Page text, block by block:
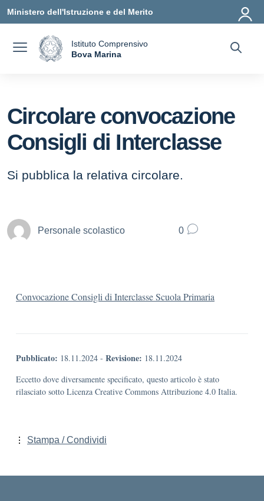
Ministero dell'Istruzione e del Merito
Istituto Comprensivo
Bova Marina
Circolare convocazione
Consigli di Interclasse
Si pubblica la relativa circolare.
Personale scolastico 0
Convocazione Consigli di Interclasse Scuola Primaria
Pubblicato: 18.11.2024 - Revisione: 18.11.2024
Eccetto dove diversamente specificato, questo articolo è stato
rilasciato sotto Licenza Creative Commons Attribuzione 4.0 Italia.
Stampa / Condividi